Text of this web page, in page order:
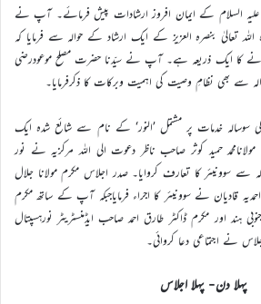
السلام کے ایمان افروز ارشادات پیش فرمائے۔ آپ نے
اللہ تعالیٰ بنصرہ العزیز کے ایک ارشاد کے حوالہ سے فرمایا کہ
کا ایک ذریعہ ہے۔ آپ نے سیّدنا حضرت مصلح موعودرضی
سے بھی نظامِ وصیت کی اہمیت وبرکات کا ذکرفرمایا۔
سوسالہ خدمات پر مشتمل ’النور‘ کے نام سے شائع شدہ ایک
حمید کوثر صاحب ناظر دعوت الی اللہ مرکزیہ نے نور
سے سوونیئر کا تعارف کروایا۔ صدر اجلاس مکرم مولانا جلال
قادیان نے سوونیئر کا اجراء فرمایاجبکہ آپ کے ساتھ مکرم
ہند اور مکرم ڈاکٹر طارق احمد صاحب ایڈمنسٹریٹر نورہسپتال
نے اجتماعی دعا کروائی۔
پہلا دن- پہلا اجلاس